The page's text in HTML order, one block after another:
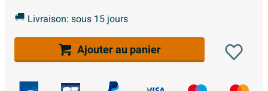
Livraison: sous 15 jours
Ajouter au panier